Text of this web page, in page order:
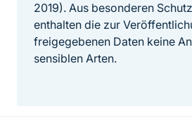
2019). Aus besonderen
enthalten die zur
freigegebenen Daten keine
sensiblen Arten.